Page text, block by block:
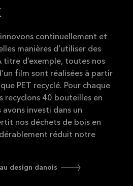
continuellement et
manières d’utiliser des
titre d’exemple, toutes nos
film sont réalisées à partir
PET recyclé. Pour chaque
recyclons 40 bouteilles en
avons investi dans un
nos déchets de bois en
réduit notre
design danois